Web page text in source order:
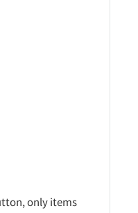
only items